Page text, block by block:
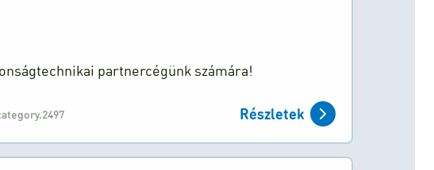
partnercégünk számára!
Részletek